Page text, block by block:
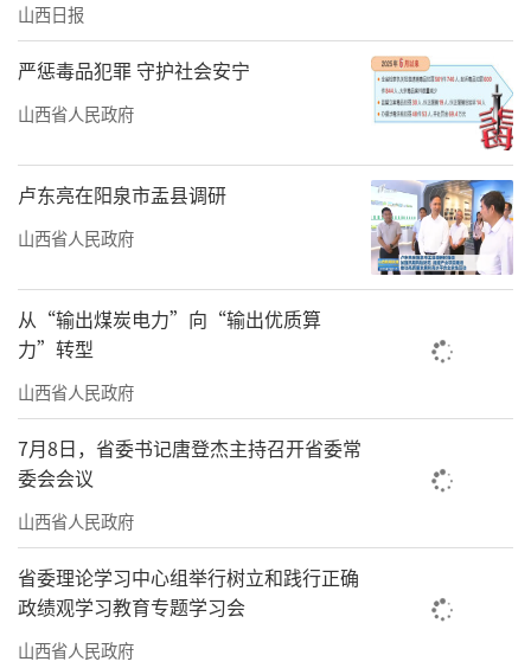
太原师范学院副院长韩晓莉、晋剧国家级
非遗代表性传承人谢涛、平遥推光漆器省级代
表性传承人薛晓东和基层工作人员代表分别围
绕高校非遗传承与人才培养，非遗创新性转化
与创造性发展，各级非遗工作组织工作弱点及
强化手段，各类非遗项目、保护单位、传承人
弱项及强化措施等多个方面的问题进行了交
流。
“非遗事业迎来了最好的发展时机，但非
山西日报
严惩毒品犯罪 守护社会安宁
山西省人民政府
卢东亮在阳泉市盂县调研
山西省人民政府
从“输出煤炭电力”向“输出优质算
力”转型
山西省人民政府
7月8日，省委书记唐登杰主持召开省委常
委会会议
山西省人民政府
省委理论学习中心组举行树立和践行正确
政绩观学习教育专题学习会
山西省人民政府